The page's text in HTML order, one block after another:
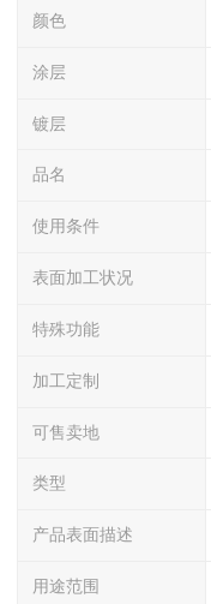
颜色
涂层
镀层
品名
使用条件
表面加工状况
特殊功能
加工定制
可售卖地
类型
产品表面描述
用途范围